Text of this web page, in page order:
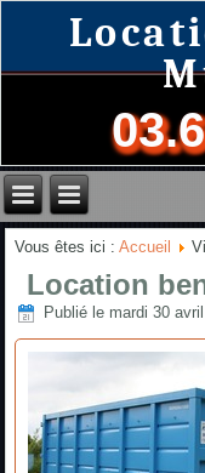
Vous êtes ici :Accueil
Location
Publié le mardi 30